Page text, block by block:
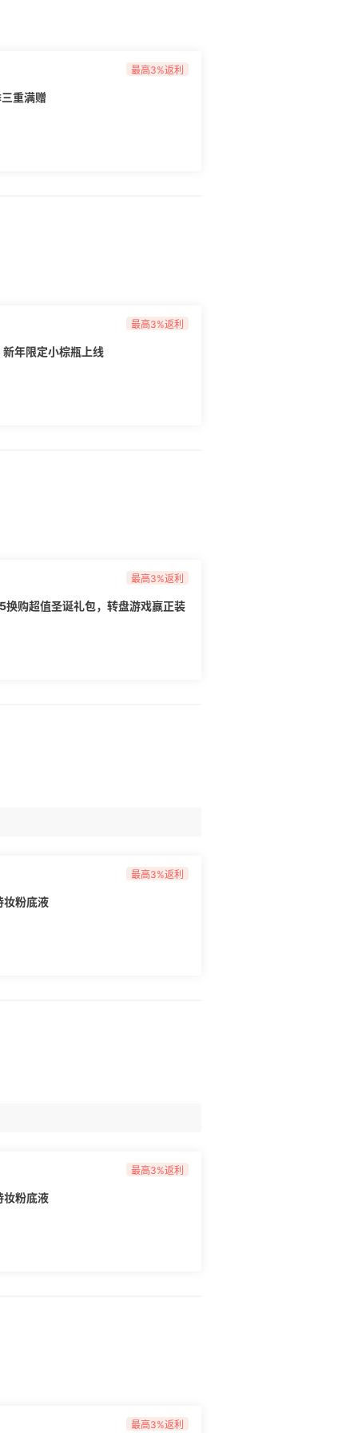
最高3%返利
重满赠
最高3%返利
新年限定小棕瓶上线
最高3%返利
换购超值圣诞礼包，转盘游戏赢正装
最高3%返利
妆粉底液
最高3%返利
妆粉底液
最高3%返利